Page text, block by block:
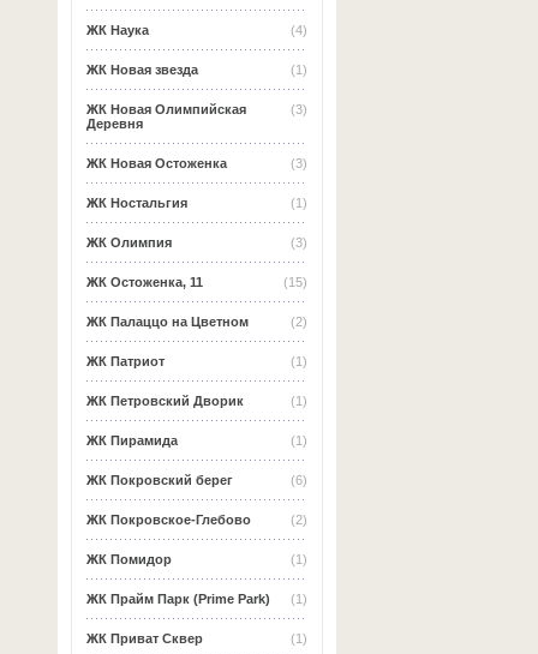
(4)
ЖК Наука
(1)
ЖК Новая звезда
(3)
ЖК Новая Олимпийская
Деревня
(3)
ЖК Новая Остоженка
(1)
ЖК Ностальгия
(3)
ЖК Олимпия
(15)
ЖК Остоженка, 11
(2)
ЖК Палаццо на Цветном
(1)
ЖК Патриот
(1)
ЖК Петровский Дворик
(1)
ЖК Пирамида
(6)
ЖК Покровский берег
(2)
ЖК Покровское-Глебово
(1)
ЖК Помидор
(1)
ЖК Прайм Парк (Prime Park)
(1)
ЖК Приват Сквер